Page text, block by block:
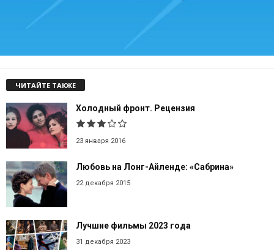
ЧИТАЙТЕ ТАКЖЕ
Холодный фронт. Рецензия
23 января 2016
Любовь на Лонг-Айленде: «Сабрина»
22 декабря 2015
Лучшие фильмы 2023 года
31 декабря 2023